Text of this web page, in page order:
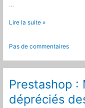
…
Magento
Mute
logs
Add
of
item
with
Lire la suite »
Pas de commentaires
Prestashop :
dépréciés